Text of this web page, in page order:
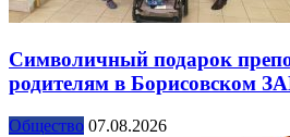
Символичный подарок
родителям в Борисовском
Общество 07.08.2026